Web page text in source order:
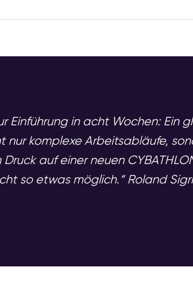
Einführung in acht Wochen:
nur komplexe Arbeitsabläufe,
auf einer neuen
so etwas möglich.“ Roland